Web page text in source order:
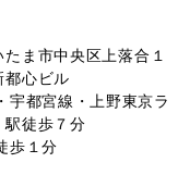
ま市中央区上落合１
心ビル
宇都宮線・上野東京ラ
駅徒歩７分
歩１分